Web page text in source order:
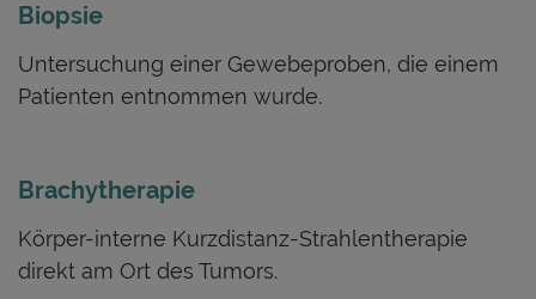
Biopsie
Untersuchung einer Gewebeproben, die einem
Patienten entnommen wurde.
Brachytherapie
Körper-interne Kurzdistanz-Strahlentherapie
direkt am Ort des Tumors.